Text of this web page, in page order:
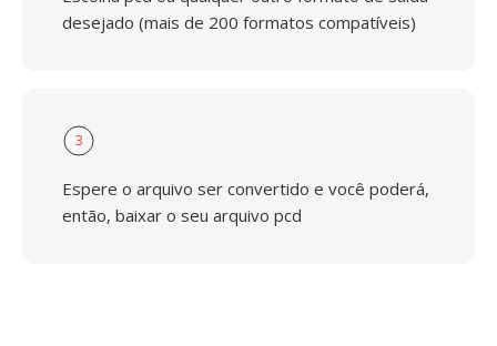
desejado (mais de 200 formatos compatíveis)
3
Espere o arquivo ser convertido e você poderá,
então, baixar o seu arquivo pcd